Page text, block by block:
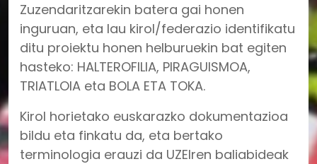
Zuzendaritzarekin batera gai honen
inguruan, eta lau kirol/federazio identifikatu
ditu proiektu honen helburuekin bat egiten
hasteko: HALTEROFILIA, PIRAGUISMOA,
TRIATLOIA eta BOLA ETA TOKA.
Kirol horietako euskarazko dokumentazioa
bildu eta finkatu da, eta bertako
terminologia erauzi da UZEIren baliabideak